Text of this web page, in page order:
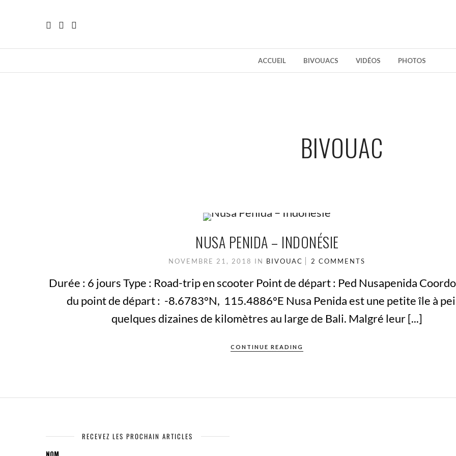
ACCUEIL BIVOUACS VIDÉOS PHOTOS
BIVOUAC
NUSA PENIDA – INDONÉSIE
NOVEMBRE 21, 2018 IN BIVOUAC 2 COMMENTS
Durée : 6 jours Type : Road-trip en scooter Point de départ : Ped Nusapenida
du point de départ : -8.6783°N, 115.4886°E Nusa Penida est une petite île à
quelques dizaines de kilomètres au large de Bali. Malgré leur [...]
CONTINUE READING
RECEVEZ LES PROCHAIN ARTICLES
NOM